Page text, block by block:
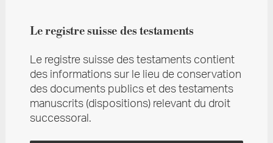
Le registre suisse des testaments
Le registre suisse des testaments contient
des informations sur le lieu de conservation
des documents publics et des testaments
manuscrits (dispositions) relevant du droit
successoral.